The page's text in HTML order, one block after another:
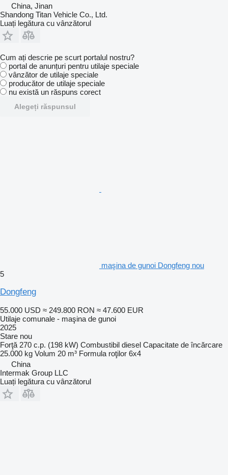
China, Jinan
Shandong Titan Vehicle Co., Ltd.
Luați legătura cu vânzătorul
Cum ați descrie pe scurt portalul nostru?
portal de anunțuri pentru utilaje speciale
vânzător de utilaje speciale
producător de utilaje speciale
nu există un răspuns corect
Alegeți răspunsul
maşina de gunoi Dongfeng nou
5
Dongfeng
55.000 USD ≈ 249.800 RON ≈ 47.600 EUR
Utilaje comunale - maşina de gunoi
2025
Stare nou
Forţă 270 c.p. (198 kW) Combustibil diesel Capacitate de încărcare
25.000 kg Volum 20 m³ Formula roţilor 6x4
China
Intermak Group LLC
Luați legătura cu vânzătorul